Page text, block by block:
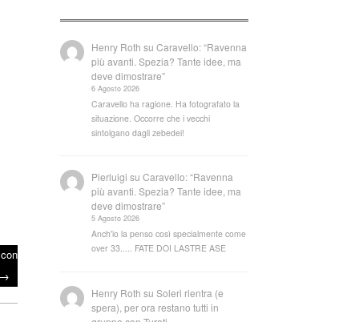
→
Henry Roth suCaravello: “Ravenna
più avanti. Spezia? Tante idee, ma
deve dimostrare”
6 Agosto 2026
Caravello ha ragione. Ha fotografato la
situazione. Occorre che i vecchi
sintolgano dagli zebedei!
Pierluigi suCaravello: “Ravenna
più avanti. Spezia? Tante idee, ma
deve dimostrare”
5 Agosto 2026
Anch'io la penso così specialmente come
over 33..... FATE DOI LASTRE ASE
Henry Roth suSoleri rientra (e
spera), per ora restano tutti in